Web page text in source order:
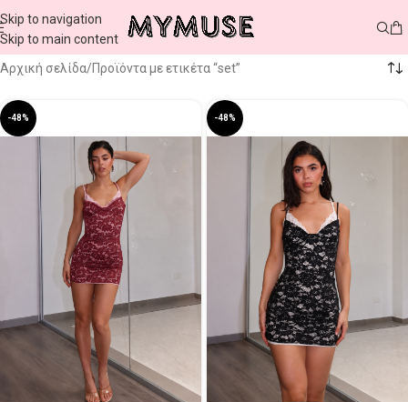
Skip to navigation
Skip to main content
Αρχική σελίδα Προϊόντα με ετικέτα “set”
-48% -48%